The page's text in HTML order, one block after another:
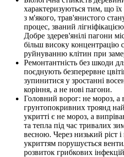
характеризуються тим, що
з м'якого, трав'янистого
процес, званий
Добре здерев'янілі пагони
більш високу концентрацію
руйнуванню клітин при
Ремонтантність без шкоди
поєднують безперервне
зупинитися у зростанні
коріння, а не нові пагони.
Головний ворог: не мороз, а
грунтопокривних троянд
укритті є не мороз, а
та тепла під час тривалих
весною. Через низький ріст
укриттям порушується
розвиток грибкових